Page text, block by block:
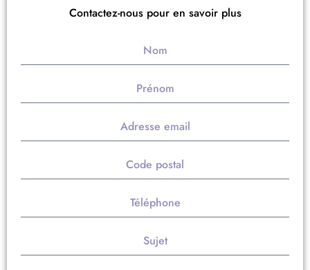
Contactez-nous pour en savoir plus